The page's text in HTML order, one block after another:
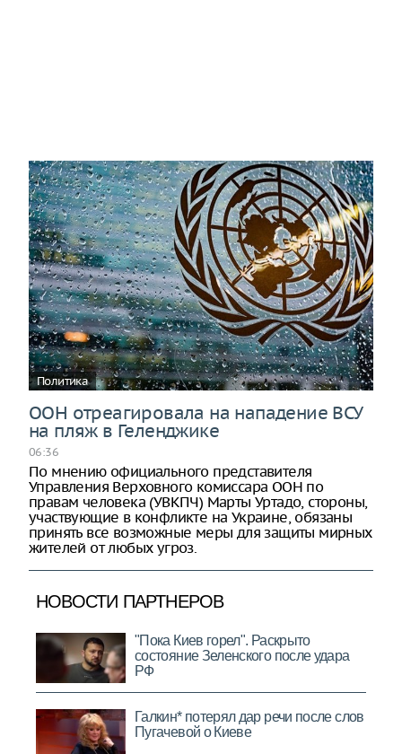
Политика
ООН отреагировала на нападение ВСУ
на пляж в Геленджике
06:36
По мнению официального представителя
Управления Верховного комиссара ООН по
правам человека (УВКПЧ) Марты Уртадо, стороны,
участвующие в конфликте на Украине, обязаны
принять все возможные меры для защиты мирных
жителей от любых угроз.